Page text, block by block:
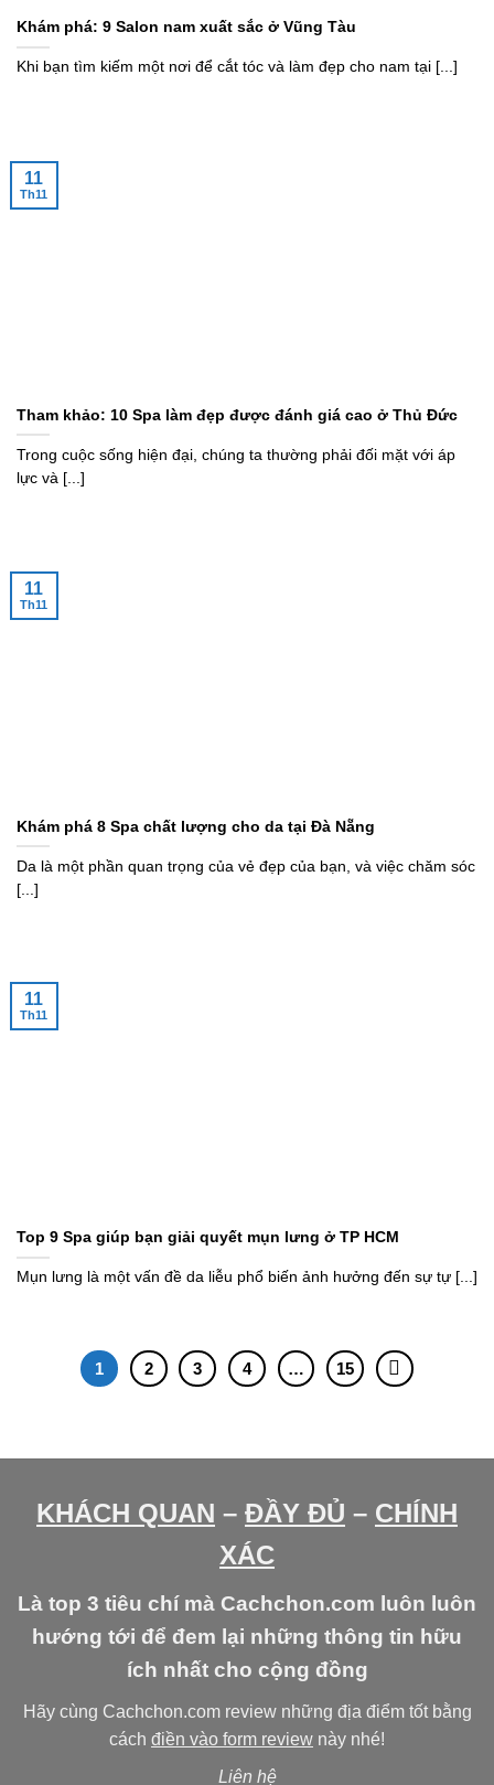
Khám phá: 9 Salon nam xuất sắc ở Vũng Tàu
Khi bạn tìm kiếm một nơi để cắt tóc và làm đẹp cho nam tại [...]
Tham khảo: 10 Spa làm đẹp được đánh giá cao ở Thủ Đức
Trong cuộc sống hiện đại, chúng ta thường phải đối mặt với áp
lực và [...]
11
Th11
Khám phá 8 Spa chất lượng cho da tại Đà Nẵng
Da là một phần quan trọng của vẻ đẹp của bạn, và việc chăm sóc
[...]
11
Th11
Top 9 Spa giúp bạn giải quyết mụn lưng ở TP HCM
Mụn lưng là một vấn đề da liễu phổ biến ảnh hưởng đến sự tự [...]
11
Th11
1 2 3 4 … 15
KHÁCH QUAN – ĐẦY ĐỦ – CHÍNH
XÁC
Là top 3 tiêu chí mà Cachchon.com luôn luôn
hướng tới để đem lại những thông tin hữu
ích nhất cho cộng đồng
Hãy cùng Cachchon.com review những địa điểm tốt bằng
cách điền vào form review này nhé!
Liên hệ